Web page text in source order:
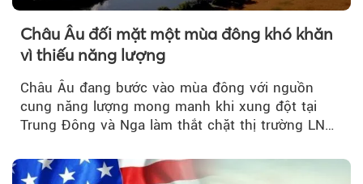
Châu Âu đối mặt một mùa đông khó khăn
vì thiếu năng lượng
Châu Âu đang bước vào mùa đông với nguồn
cung năng lượng mong manh khi xung đột tại
Trung Đông và Nga làm thắt chặt thị trường LNG
lo ngại.